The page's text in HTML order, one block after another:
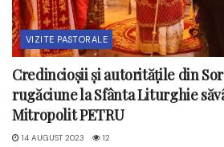
VIZITE PASTORALE
Credincioșii și autoritățile din
rugăciune la Sfânta Liturghie
Mitropolit PETRU
14 AUGUST 2023 12